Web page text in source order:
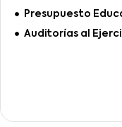
Presupuesto
Auditorías al